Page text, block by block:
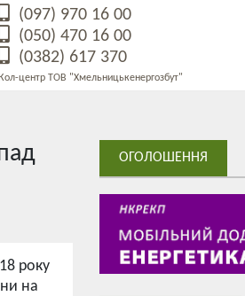
(097) 970 16 00
(050) 470 16 00
(0382) 617 370
Кол-центр ТОВ "Хмельницькенергозбут"
року
на
ОГОЛОШЕННЯ